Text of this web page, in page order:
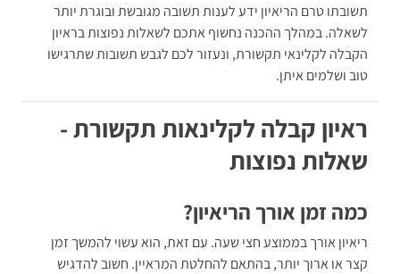
תשובתו טרם הריאיון ידע לענות תשובה מגובשת ובוגרת יותר
לשאלה. במהלך ההכנה נחשוף אתכם לשאלות נפוצות בראיון
הקבלה לקלינאי תקשורת, ונעזור לכם לגבש תשובות שתרגישו
טוב ושלמים איתן.
ראיון קבלה לקלינאות תקשורת -
שאלות נפוצות
כמה זמן אורך הריאיון?
ריאיון אורך בממוצע חצי שעה. עם זאת, הוא עשוי להמשך זמן
קצר או ארוך יותר, בהתאם להחלטת המראיין. חשוב להדגיש